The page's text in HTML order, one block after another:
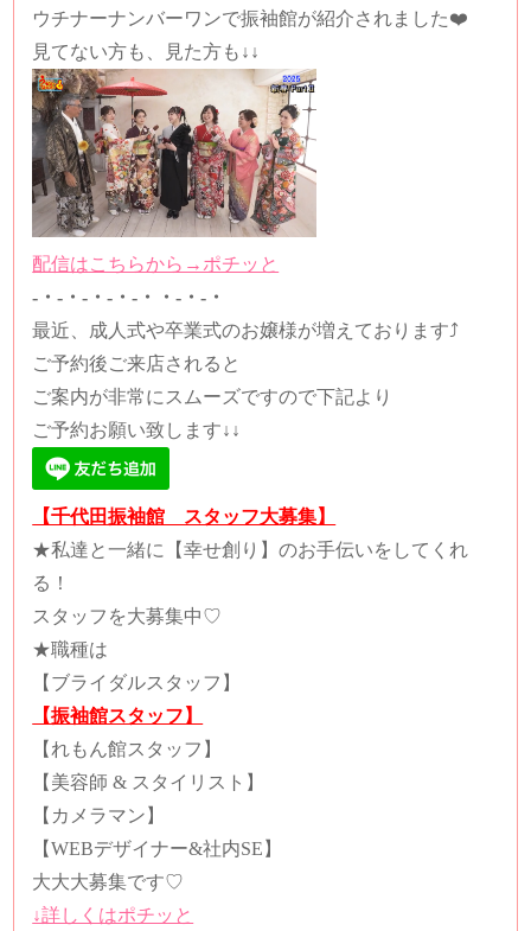
ウチナーナンバーワンで振袖館が紹介されました❤️
見てない方も、見た方も↓↓
配信はこちらから→ポチッと
-・-・-・-・-・・-・-・
最近、成人式や卒業式のお嬢様が増えております⤴
ご予約後ご来店されると
ご案内が非常にスムーズですので下記より
ご予約お願い致します↓↓
【千代田振袖館 スタッフ大募集】
★私達と一緒に【幸せ創り】のお手伝いをしてくれ
る！
スタッフを大募集中♡️
★職種は
【ブライダルスタッフ】
【振袖館スタッフ】
【れもん館スタッフ】
【美容師 & スタイリスト】
【カメラマン】
【WEBデザイナー&社内SE 】
大大大募集です♡
↓詳しくはポチッと